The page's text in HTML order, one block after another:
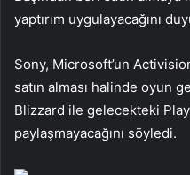
yaptırım uygulayacağını
Sony, Microsoft’un
satın alması halinde oyun
Blizzard ile gelecekteki
paylaşmayacağını söyledi.